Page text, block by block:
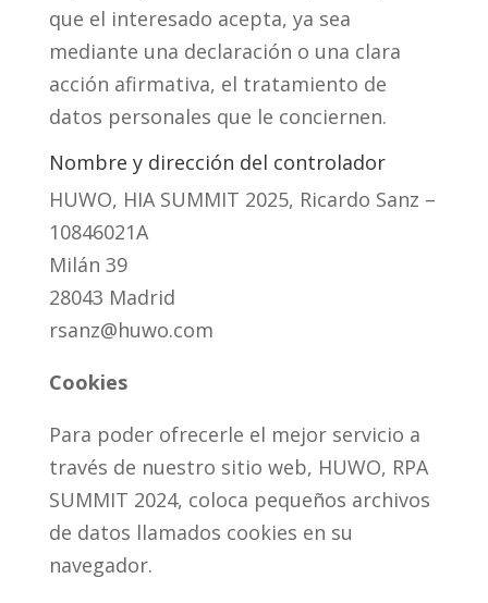
que el interesado acepta, ya sea
mediante una declaración o una clara
acción afirmativa, el tratamiento de
datos personales que le conciernen.
Nombre y dirección del controlador
HUWO, HIA SUMMIT 2025, Ricardo Sanz –
10846021A
Milán 39
28043 Madrid
rsanz@huwo.com
Cookies
Para poder ofrecerle el mejor servicio a
través de nuestro sitio web, HUWO, RPA
SUMMIT 2024, coloca pequeños archivos
de datos llamados cookies en su
navegador.